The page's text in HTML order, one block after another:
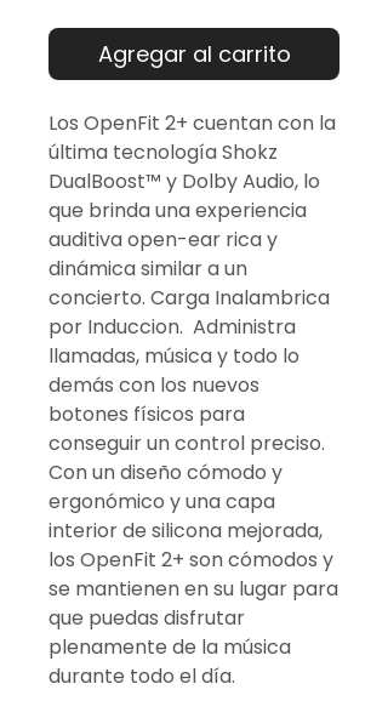
Agregar al carrito
Los OpenFit 2+ cuentan con la
última tecnología Shokz
DualBoost™ y Dolby Audio, lo
que brinda una experiencia
auditiva open-ear rica y
dinámica similar a un
concierto. Carga Inalambrica
por Induccion. Administra
llamadas, música y todo lo
demás con los nuevos
botones físicos para
conseguir un control preciso.
Con un diseño cómodo y
ergonómico y una capa
interior de silicona mejorada,
los OpenFit 2+ son cómodos y
se mantienen en su lugar para
que puedas disfrutar
plenamente de la música
durante todo el día.